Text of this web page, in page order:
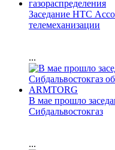
Заседание НТС
телемеханизации
...
В мае прошло
Сибдальвостокгаз
...